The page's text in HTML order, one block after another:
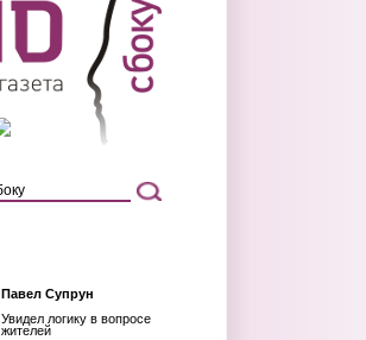
Павел Супрун
Увидел логику в вопросе
жителей